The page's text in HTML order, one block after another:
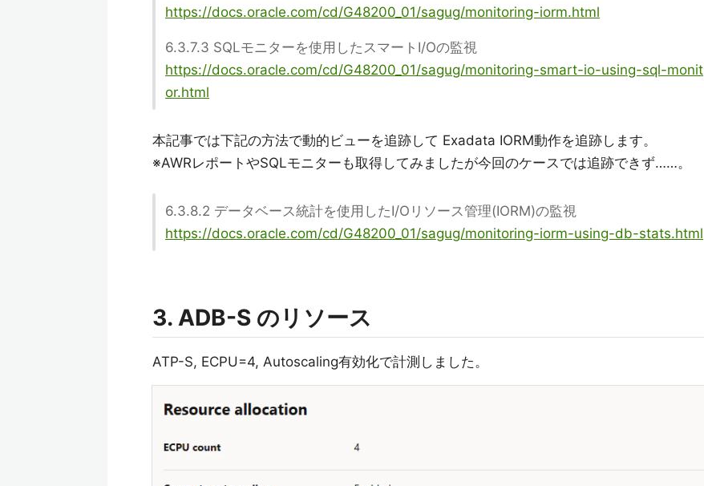
https://docs.oracle.com/cd/G48200_01/sagug/monitoring-iorm.html
6.3.7.3 SQLモニターを使用したスマートI/Oの監視
https://docs.oracle.com/cd/G48200_01/sagug/monitoring-smart-io-using-sql-monit
or.html
本記事では下記の方法で動的ビューを追跡して Exadata IORM動作を追跡します。
※AWRレポートやSQLモニターも取得してみましたが今回のケースでは追跡できず……。
6.3.8.2 データベース統計を使用したI/Oリソース管理(IORM)の監視
https://docs.oracle.com/cd/G48200_01/sagug/monitoring-iorm-using-db-stats.html
3. ADB-S のリソース
ATP-S, ECPU=4, Autoscaling有効化で計測しました。